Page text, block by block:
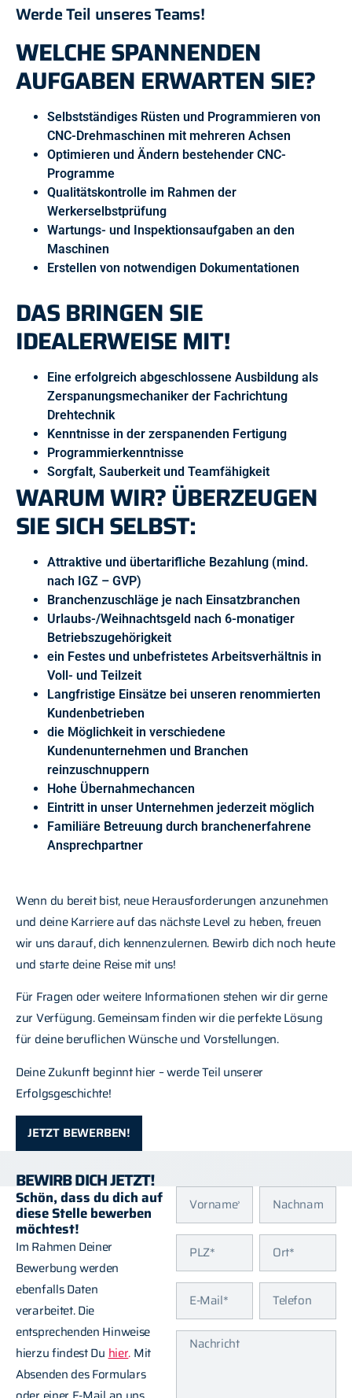
Werde Teil unseres Teams!
WELCHE SPANNENDEN
AUFGABEN ERWARTEN SIE?
Selbstständiges Rüsten und Programmieren von
CNC-Drehmaschinen mit mehreren Achsen
Optimieren und Ändern bestehender CNC-
Programme
Qualitätskontrolle im Rahmen der
Werkerselbstprüfung
Wartungs- und Inspektionsaufgaben an den
Maschinen
Erstellen von notwendigen Dokumentationen
DAS BRINGEN SIE
IDEALERWEISE MIT!
Eine erfolgreich abgeschlossene Ausbildung als
Zerspanungsmechaniker der Fachrichtung
Drehtechnik
Kenntnisse in der zerspanenden Fertigung
Programmierkenntnisse
Sorgfalt, Sauberkeit und Teamfähigkeit
WARUM WIR? ÜBERZEUGEN
SIE SICH SELBST:
Attraktive und übertarifliche Bezahlung (mind.
nach IGZ – GVP)
Branchenzuschläge je nach Einsatzbranchen
Urlaubs-/Weihnachtsgeld nach 6-monatiger
Betriebszugehörigkeit
ein Festes und unbefristetes Arbeitsverhältnis in
Voll- und Teilzeit
Langfristige Einsätze bei unseren renommierten
Kundenbetrieben
die Möglichkeit in verschiedene
Kundenunternehmen und Branchen
reinzuschnuppern
Hohe Übernahmechancen
Eintritt in unser Unternehmen jederzeit möglich
Familiäre Betreuung durch branchenerfahrene
Ansprechpartner
Wenn du bereit bist, neue Herausforderungen anzunehmen
und deine Karriere auf das nächste Level zu heben, freuen
wir uns darauf, dich kennenzulernen. Bewirb dich noch heute
und starte deine Reise mit uns!
Für Fragen oder weitere Informationen stehen wir dir gerne
zur Verfügung. Gemeinsam finden wir die perfekte Lösung
für deine beruflichen Wünsche und Vorstellungen.
Deine Zukunft beginnt hier – werde Teil unserer
Erfolgsgeschichte!
JETZT BEWERBEN!
BEWIRB DICH JETZT!
Schön, dass du dich auf
diese Stelle bewerben
möchtest!
Im Rahmen Deiner
Bewerbung werden
ebenfalls Daten
verarbeitet. Die
entsprechenden Hinweise
hierzu findest Duhier. Mit
Absenden des Formulars